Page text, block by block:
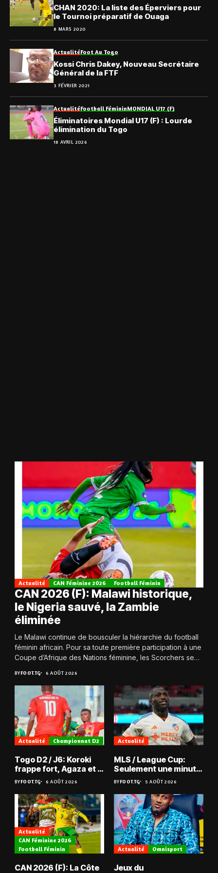
CHAN 2020: La liste des Éperviers pour
le Tournoi préparatif de Ouaga
8 MARS 2020
ActualitéFoot Au Togo
Kossi Chris Dakey, Nouveau Secrétaire
Général de la FTF
3 FÉVRIER 2021
ActualitéFootball FémininMONDIAL U17 (F)
Éliminatoires Mondial U17 (F) : Lourde
élimination du Togo
18 AVRIL 2026
Actualité CAN Féminine 2026 Football Féminin
CAN 2026 (F): Malawi historique,
le Nigeria sauvé, la Zambie
éliminée
Le Malawi continue de bousculer la hiérarchie du football
féminin africain. Pour sa toute première participation à une
Coupe d’Afrique des Nations féminine, les Scorchers se
BYFOOT.TG 6 AOÛT 2026
Actualité Championnat D2
Togo D2 / J6: Koroki
frappe fort, Agaza et la
JCA assurent,
suspense avant Sara
FC – Doumbé FC
BYFOOT.TG 6 AOÛT 2026
Actualité
MLS / League Cup:
Seulement une minute
de jeu pour Kévin
Denkey
BYFOOT.TG 5 AOÛT 2026
Actualité
CAN Féminine 2026
Football Féminin
CAN 2026 (F): La Côte
Actualité Omnisport
Jeux du